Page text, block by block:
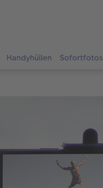
Handyhüllen Sofortfotos